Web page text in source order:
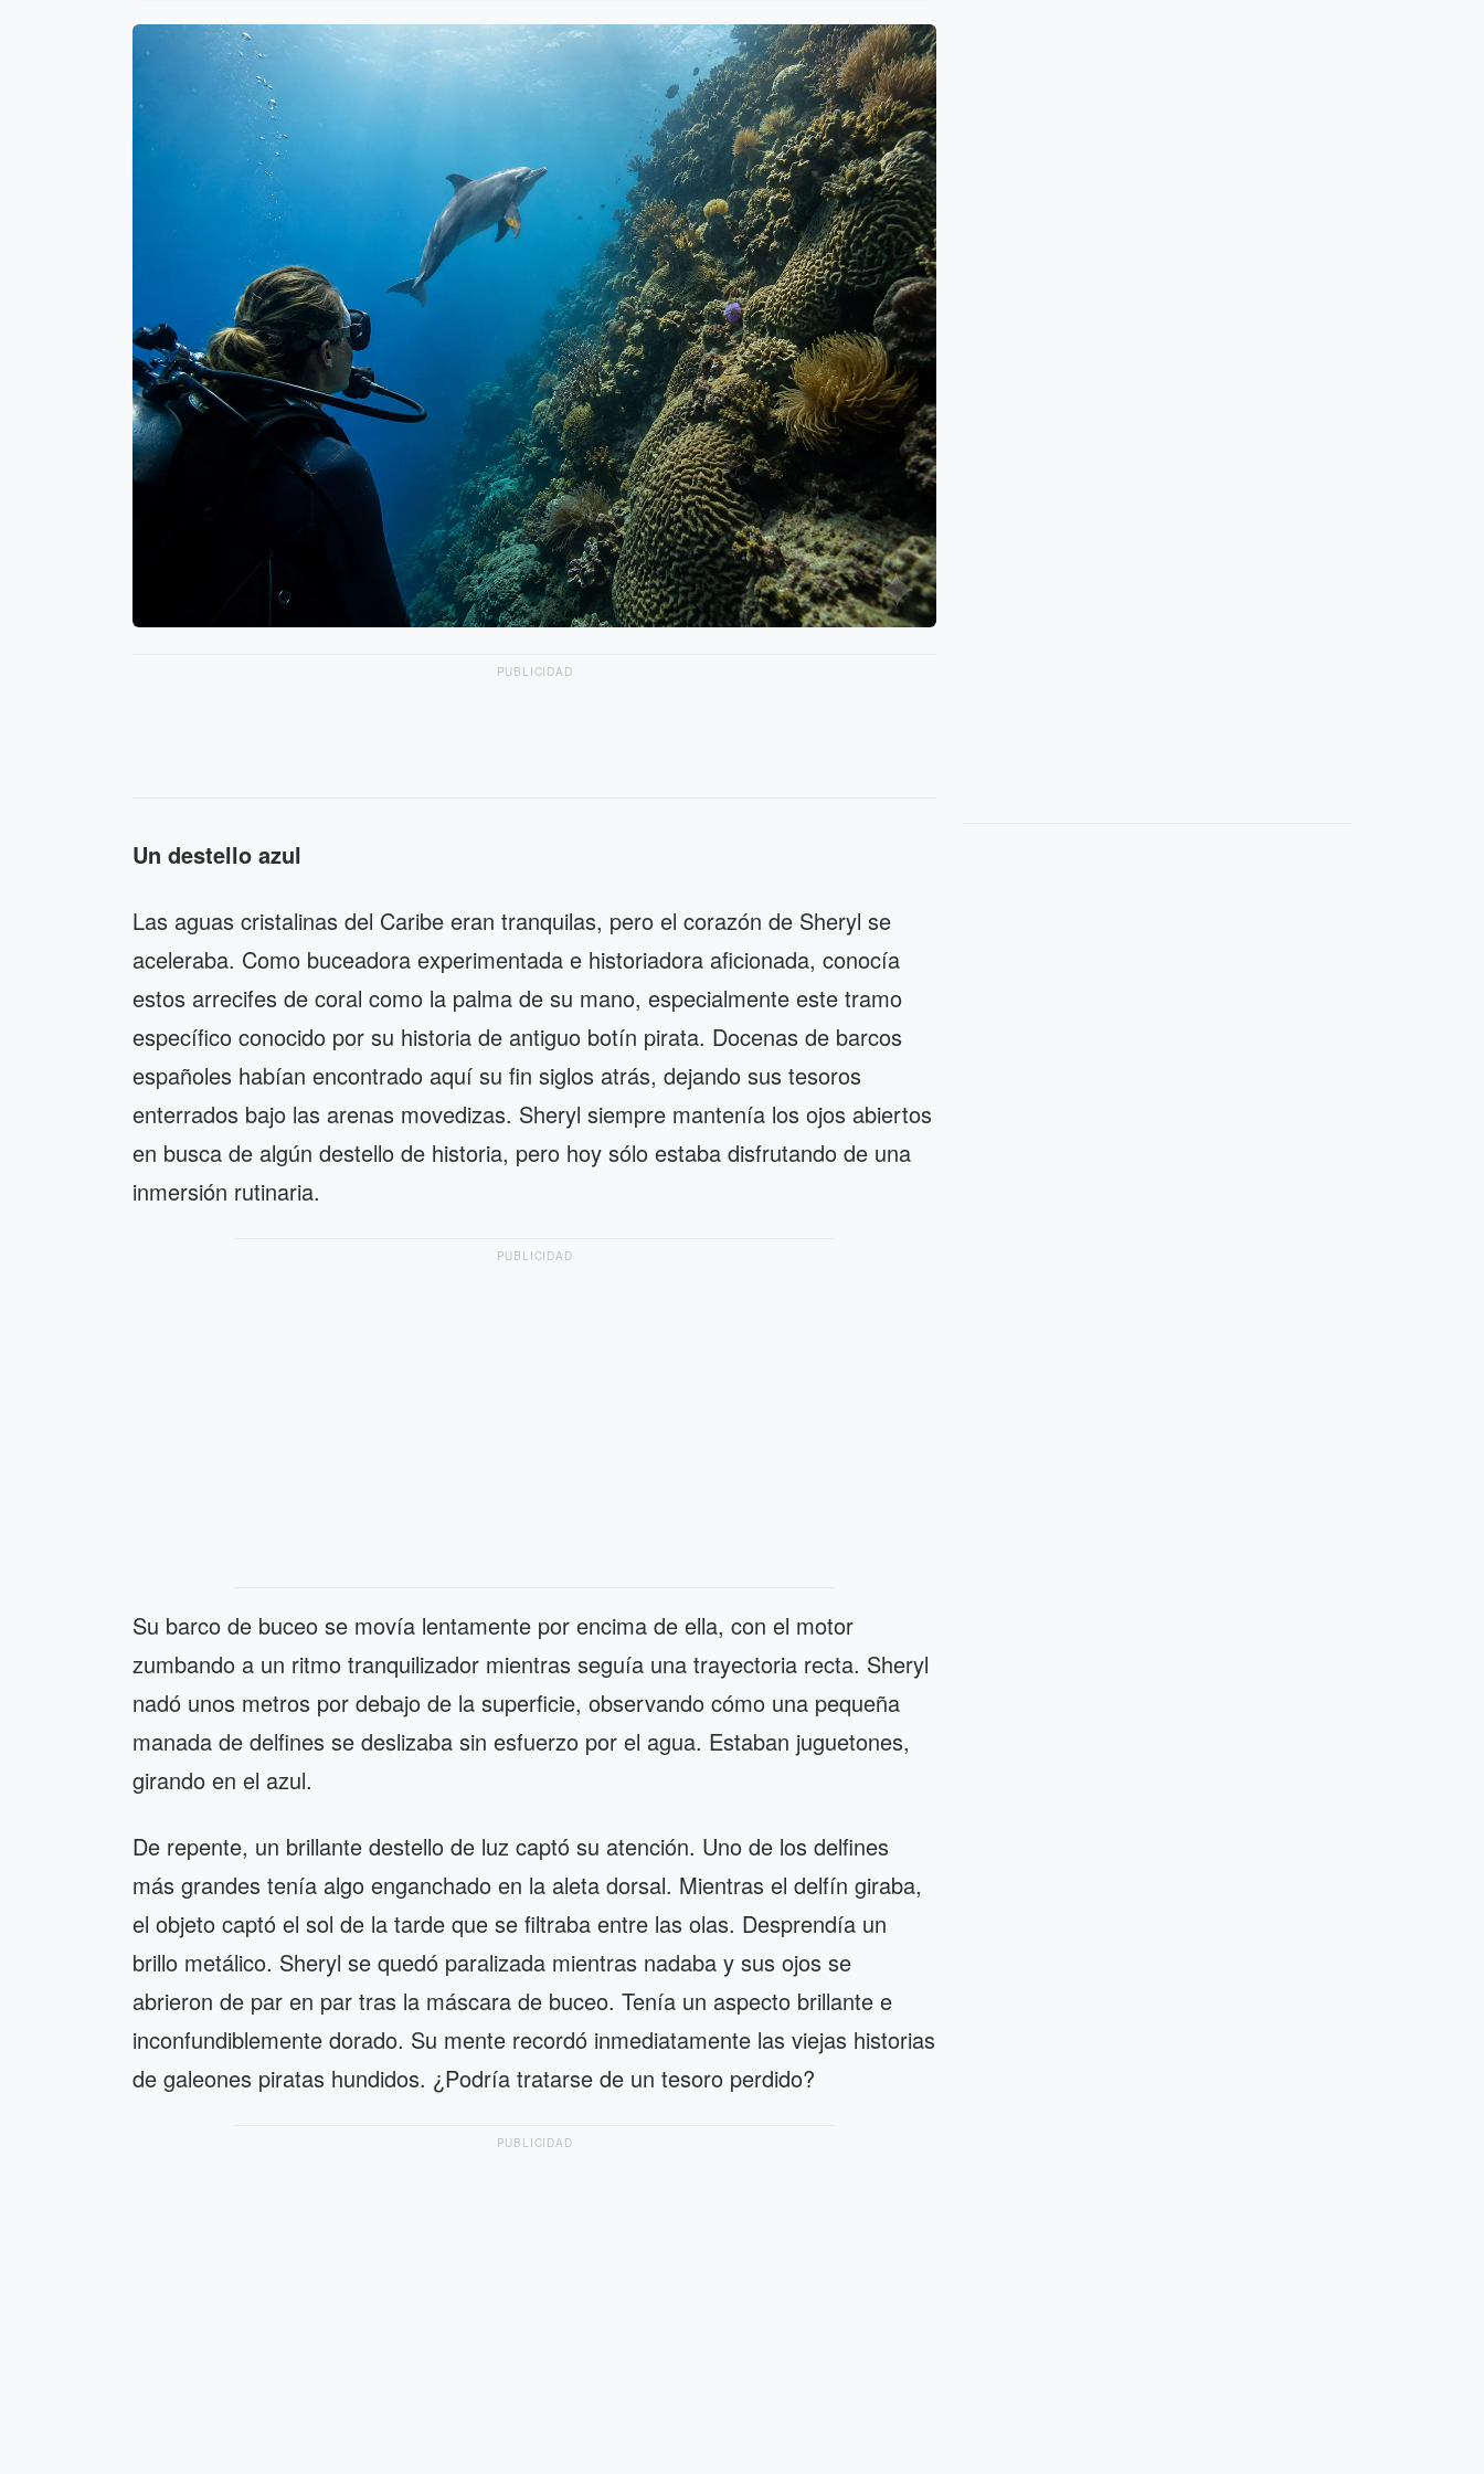
PUBLICIDAD
Un destello azul
Las aguas cristalinas del Caribe eran tranquilas, pero el corazón de Sheryl se
aceleraba. Como buceadora experimentada e historiadora aficionada, conocía
estos arrecifes de coral como la palma de su mano, especialmente este tramo
específico conocido por su historia de antiguo botín pirata. Docenas de barcos
españoles habían encontrado aquí su fin siglos atrás, dejando sus tesoros
enterrados bajo las arenas movedizas. Sheryl siempre mantenía los ojos abiertos
en busca de algún destello de historia, pero hoy sólo estaba disfrutando de una
inmersión rutinaria.
PUBLICIDAD
Su barco de buceo se movía lentamente por encima de ella, con el motor
zumbando a un ritmo tranquilizador mientras seguía una trayectoria recta. Sheryl
nadó unos metros por debajo de la superficie, observando cómo una pequeña
manada de delfines se deslizaba sin esfuerzo por el agua. Estaban juguetones,
girando en el azul.
De repente, un brillante destello de luz captó su atención. Uno de los delfines
más grandes tenía algo enganchado en la aleta dorsal. Mientras el delfín giraba,
el objeto captó el sol de la tarde que se filtraba entre las olas. Desprendía un
brillo metálico. Sheryl se quedó paralizada mientras nadaba y sus ojos se
abrieron de par en par tras la máscara de buceo. Tenía un aspecto brillante e
inconfundiblemente dorado. Su mente recordó inmediatamente las viejas historias
de galeones piratas hundidos. ¿Podría tratarse de un tesoro perdido?
PUBLICIDAD